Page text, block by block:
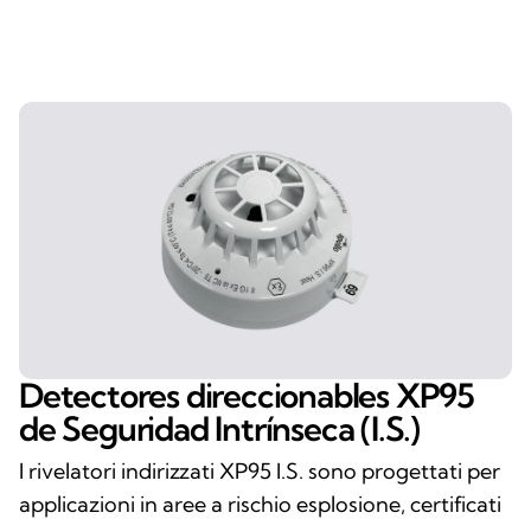
Detectores direccionables XP95
de Seguridad Intrínseca (I.S.)
I rivelatori indirizzati XP95 I.S. sono progettati per
applicazioni in aree a rischio esplosione, certificati